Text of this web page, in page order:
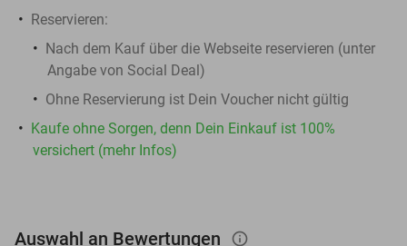
Reservieren:
Nach dem Kauf über die Webseite reservieren (unter
Angabe von Social Deal)
Ohne Reservierung ist Dein Voucher nicht gültig
Kaufe ohne Sorgen, denn Dein Einkauf ist 100%
versichert (mehr Infos)
Auswahl an Bewertungen info_outlined